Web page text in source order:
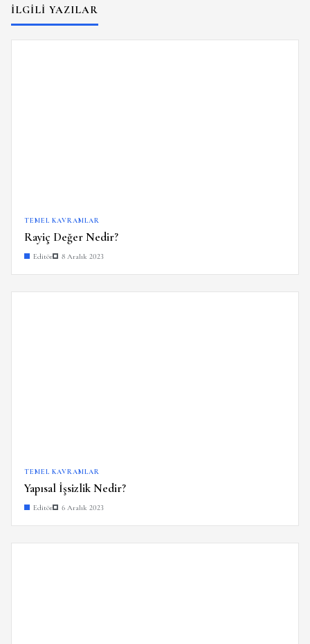
İLGILI YAZILAR
TEMEL KAVRAMLAR
Rayiç Değer Nedir?
Editör 8 Aralık 2023
TEMEL KAVRAMLAR
Yapısal İşsizlik Nedir?
Editör 6 Aralık 2023